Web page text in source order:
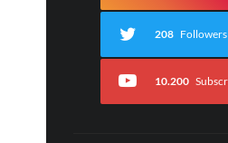
208 Followers
10.200